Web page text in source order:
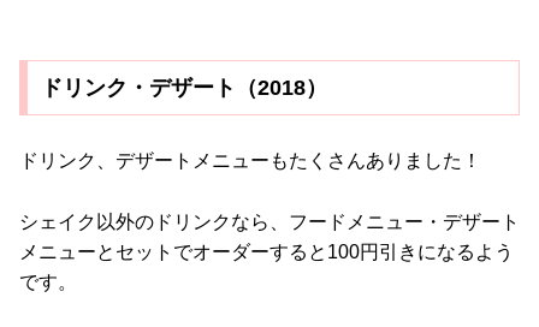
ドリンク・デザート（2018）
ドリンク、デザートメニューもたくさんありました！
シェイク以外のドリンクなら、フードメニュー・デザート
メニューとセットでオーダーすると100円引きになるよう
です。